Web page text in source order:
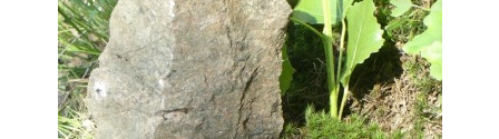
DOKUMENTY
ŠKOLSKÁ RADA